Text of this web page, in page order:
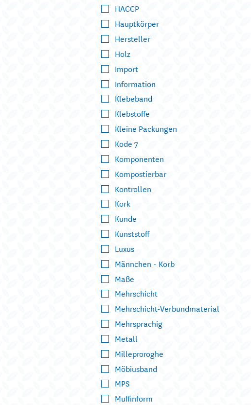
HACCP
Hauptkörper
Hersteller
Holz
Import
Information
Klebeband
Klebstoffe
Kleine Packungen
Kode 7
Komponenten
Kompostierbar
Kontrollen
Kork
Kunde
Kunststoff
Luxus
Männchen - Korb
Maße
Mehrschicht
Mehrschicht-Verbundmaterial
Mehrsprachig
Metall
Milleproroghe
Möbiusband
MPS
Muffinform